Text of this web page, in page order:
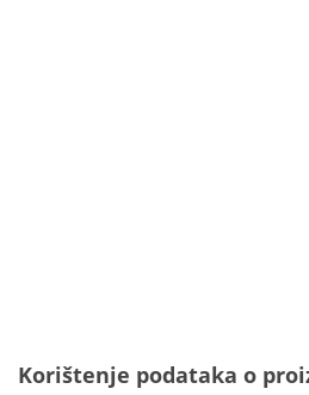
Korištenje podataka o